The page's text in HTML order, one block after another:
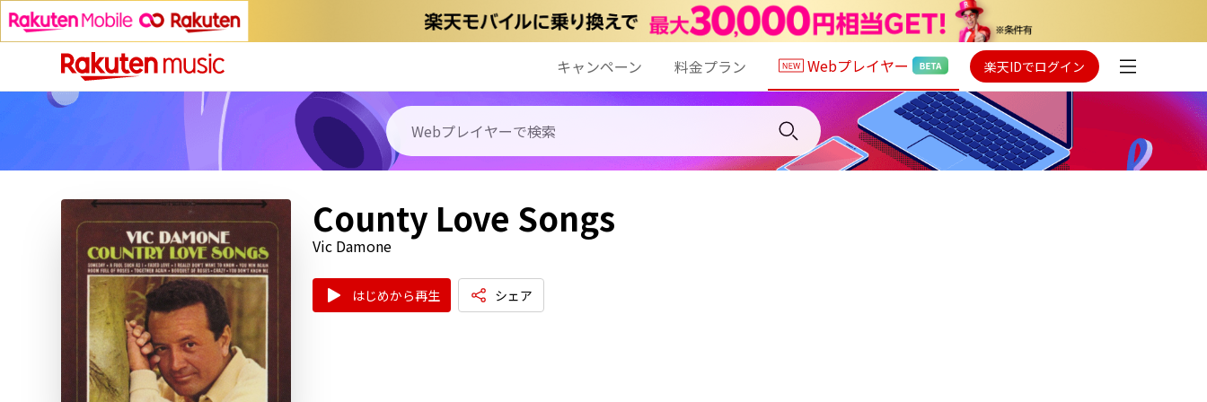
キャンペーン 料金プラン Webプレイヤー 楽天IDでログイン
County Love Songs
Vic Damone
はじめから再生 シェア